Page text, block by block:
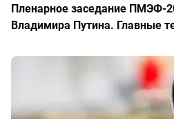
Пленарное заседание ПМЭФ-
Владимира Путина. Главные